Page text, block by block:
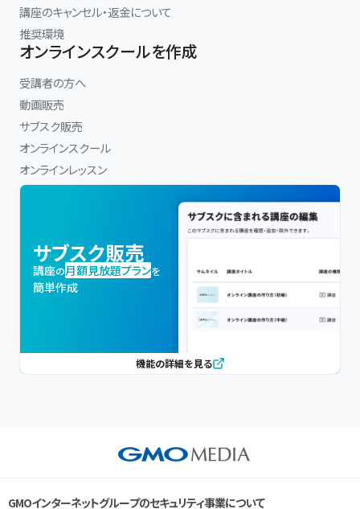
講座のキャンセル・返金について
推奨環境
オンラインスクールを作成
受講者の方へ
動画販売
サブスク販売
オンラインスクール
オンラインレッスン
サブスク販売
講座の月額見放題プランを
簡単作成
機能の詳細を見る
GMOインターネットグループのセキュリティ事業について